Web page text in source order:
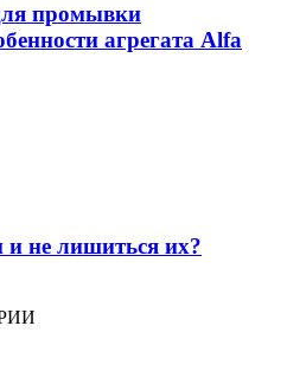
промывки
агрегата Alfa
и не лишиться их?